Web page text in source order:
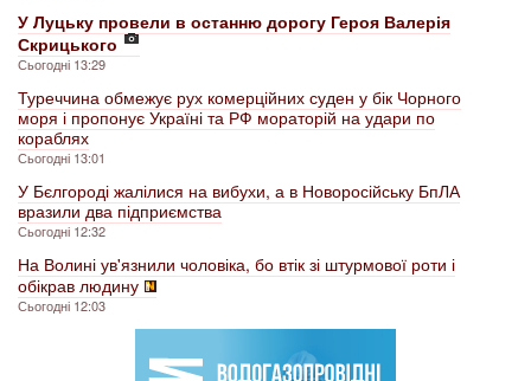
У Луцьку провели в останню дорогу Героя Валерія
Скрицького
Сьогодні 13:29
Туреччина обмежує рух комерційних суден у бік Чорного
моря і пропонує Україні та РФ мораторій на удари по
кораблях
Сьогодні 13:01
У Бєлгороді жалілися на вибухи, а в Новоросійську БпЛА
вразили два підприємства
Сьогодні 12:32
На Волині ув'язнили чоловіка, бо втік зі штурмової роти і
обікрав людину
Сьогодні 12:03